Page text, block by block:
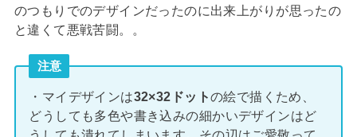
のつもりでのデザインだったのに出来上がりが思ったの
と違くて悪戦苦闘。。
注意
・マイデザインは32×32ドットの絵で描くため、
どうしても多色や書き込みの細かいデザインはど